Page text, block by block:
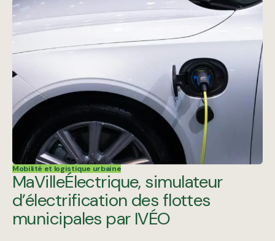
Mobilité et logistique urbaine
MaVilleÉlectrique, simulateur
d’électrification des flottes
municipales par IVÉO